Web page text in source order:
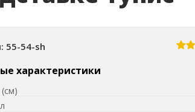
55-54-sh
характеристики